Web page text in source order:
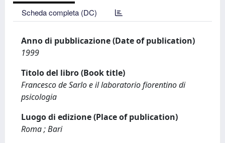
Scheda completa (DC)
Anno di pubblicazione (Date of publication)
1999
Titolo del libro (Book title)
Francesco de Sarlo e il laboratorio fiorentino di
psicologia
Luogo di edizione (Place of publication)
Roma ; Bari